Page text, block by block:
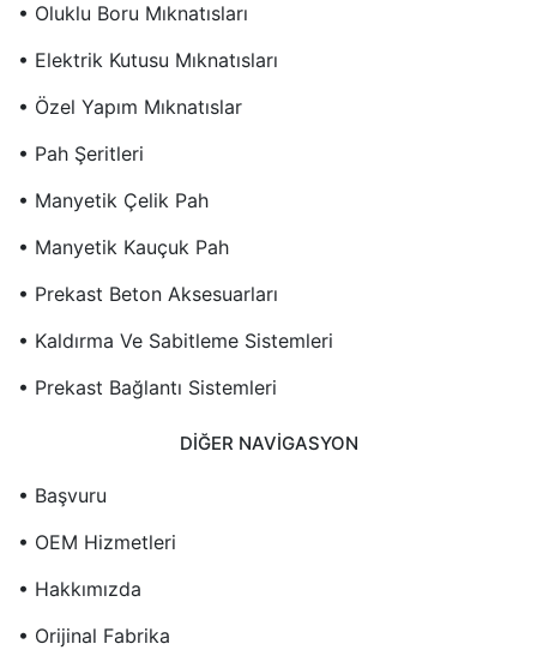
• Oluklu Boru Mıknatısları
• Elektrik Kutusu Mıknatısları
• Özel Yapım Mıknatıslar
• Pah Şeritleri
• Manyetik Çelik Pah
• Manyetik Kauçuk Pah
• Prekast Beton Aksesuarları
• Kaldırma Ve Sabitleme Sistemleri
• Prekast Bağlantı Sistemleri
DIĞER NAVIGASYON
• Başvuru
• OEM Hizmetleri
• Hakkımızda
• Orijinal Fabrika